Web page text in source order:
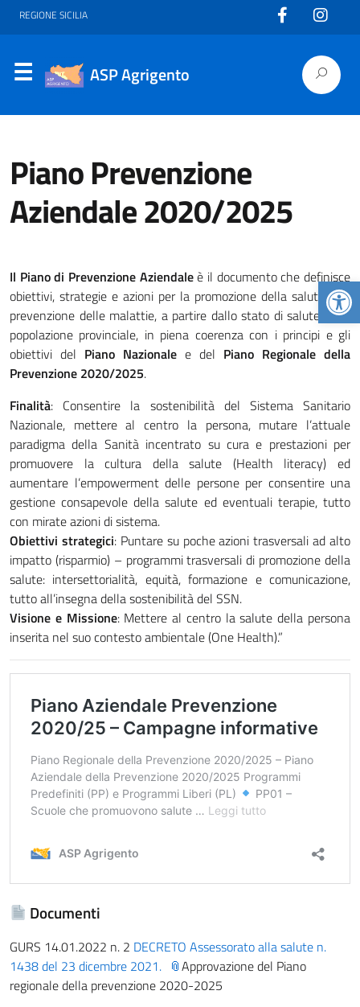
REGIONE SICILIA
ASP Agrigento
Piano Prevenzione
Aziendale 2020/2025
Il Piano di Prevenzione Aziendaleè il documento che definisce
obiettivi, strategie e azioni per la promozione della salute e la
prevenzione delle malattie, a partire dallo stato di salute della
popolazione provinciale, in piena coerenza con i principi e gli
obiettivi del Piano Nazionale e del Piano Regionale della
Prevenzione 2020/2025.
Finalità: Consentire la sostenibilità del Sistema Sanitario
Nazionale, mettere al centro la persona, mutare l’attuale
paradigma della Sanità incentrato su cura e prestazioni per
promuovere la cultura della salute (Health literacy) ed
aumentare l’empowerment delle persone per consentire una
gestione consapevole della salute ed eventuali terapie, tutto
con mirate azioni di sistema.
Obiettivi strategici: Puntare su poche azioni trasversali ad alto
impatto (risparmio) – programmi trasversali di promozione della
salute: intersettorialità, equità, formazione e comunicazione,
tutto all’insegna della sostenibilità del SSN.
Visione e Missione: Mettere al centro la salute della persona
inserita nel suo contesto ambientale (One Health).”
Documenti
GURS 14.01.2022 n. 2 DECRETO Assessorato alla salute n.
1438 del 23 dicembre 2021.
Approvazione del Piano
regionale della prevenzione 2020-2025